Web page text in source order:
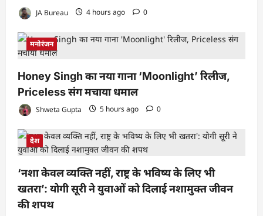
JA Bureau 4 hours ago 0
मनोरंजन
Honey Singh का नया गाना ‘Moonlight’ रिलीज,
Priceless संग मचाया धमाल
Shweta Gupta 5 hours ago 0
देश
‘नशा केवल व्यक्ति नहीं, राष्ट्र के भविष्य के लिए भी
खतरा’: योगी सूरी ने युवाओं को दिलाई नशामुक्त जीवन
की शपथ